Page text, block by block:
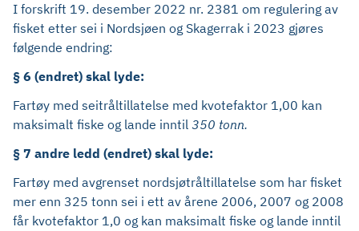
I forskrift 19. desember 2022 nr. 2381 om regulering av
fisket etter sei i Nordsjøen og Skagerrak i 2023 gjøres
følgende endring:
§ 6 (endret) skal lyde:
Fartøy med seitråltillatelse med kvotefaktor 1,00 kan
maksimalt fiske og lande inntil 350 tonn.
§ 7 andre ledd (endret) skal lyde:
Fartøy med avgrenset nordsjøtråltillatelse som har fisket
mer enn 325 tonn sei i ett av årene 2006, 2007 og 2008
får kvotefaktor 1,0 og kan maksimalt fiske og lande inntil